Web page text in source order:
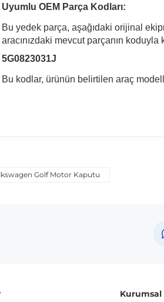
Uyumlu OEM Parça Kodları:
Bu yedek parça, aşağıdaki orijinal
aracınızdaki mevcut parçanın koduyla
5G0823031J
Bu kodlar, ürünün belirtilen araç
Golf Motor Kaputu